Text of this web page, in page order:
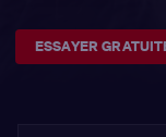
ESSAYER